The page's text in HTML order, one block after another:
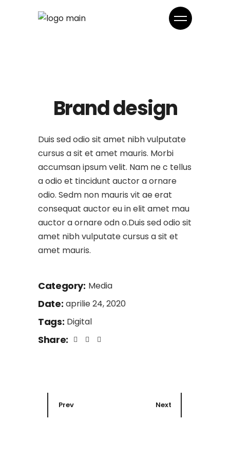
Brand design
Duis sed odio sit amet nibh vulputate
cursus a sit et amet mauris. Morbi
accumsan ipsum velit. Nam ne c tellus
a odio et tincidunt auctor a ornare
odio. Sedm non mauris vit ae erat
consequat auctor eu in elit amet mau
auctor a ornare odn o.Duis sed odio sit
amet nibh vulputate cursus a sit et
amet mauris.
Category: Media
Date: aprilie 24, 2020
Tags: Digital
Share:
Prev Next